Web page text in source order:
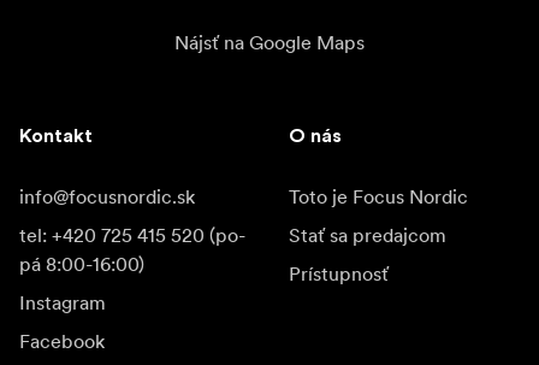
Nájsť na Google Maps
Kontakt
info@focusnordic.sk
tel: +420 725 415 520 (po-
pá 8:00-16:00)
Instagram
Facebook
O nás
Toto je Focus Nordic
Stať sa predajcom
Prístupnosť